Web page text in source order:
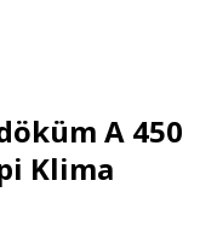
A 450
Klima